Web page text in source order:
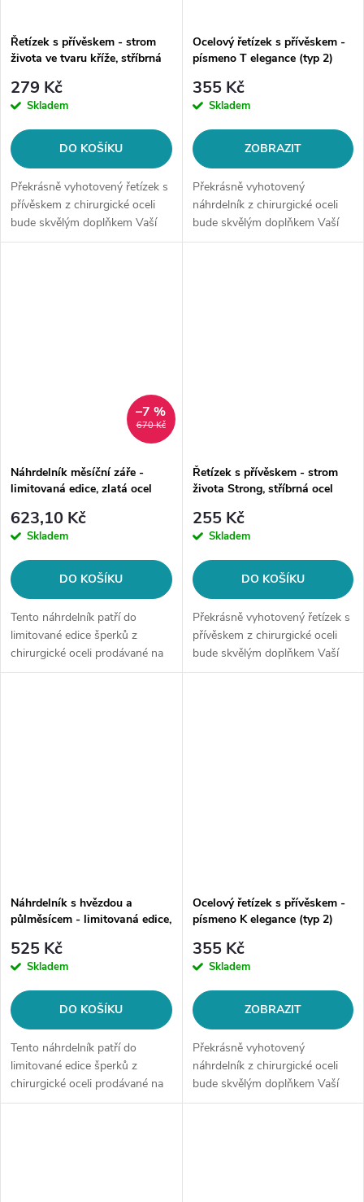
Řetízek s přívěskem - strom
života ve tvaru kříže, stříbrná
279 Kč
Skladem
DO KOŠÍKU
Překrásně vyhotovený řetízek s
přívěskem z chirurgické oceli
bude skvělým doplňkem Vaší
kolekce šperků. Materiál:
Ocelový řetízek s přívěskem -
písmeno T elegance (typ 2)
355 Kč
Skladem
ZOBRAZIT
Překrásně vyhotovený
náhrdelník z chirurgické oceli
bude skvělým doplňkem Vaší
kolekce šperků. Materiál:
670 Kč
–7 %
Náhrdelník měsíční záře -
limitovaná edice, zlatá ocel
623,10 Kč
Skladem
DO KOŠÍKU
Tento náhrdelník patří do
limitované edice šperků z
chirurgické oceli prodávané na
style4.cz. Po vyprodání již
Řetízek s přívěskem - strom
života Strong, stříbrná ocel
255 Kč
Skladem
DO KOŠÍKU
Překrásně vyhotovený řetízek s
přívěskem z chirurgické oceli
bude skvělým doplňkem Vaší
kolekce šperků. Materiál:
Náhrdelník s hvězdou a
půlměsícem - limitovaná edice,
525 Kč
Skladem
DO KOŠÍKU
Tento náhrdelník patří do
limitované edice šperků z
chirurgické oceli prodávané na
style4.cz. Po vyprodání již
Ocelový řetízek s přívěskem -
písmeno K elegance (typ 2)
355 Kč
Skladem
ZOBRAZIT
Překrásně vyhotovený
náhrdelník z chirurgické oceli
bude skvělým doplňkem Vaší
kolekce šperků. Materiál: